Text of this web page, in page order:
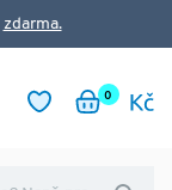
zdarma.
0